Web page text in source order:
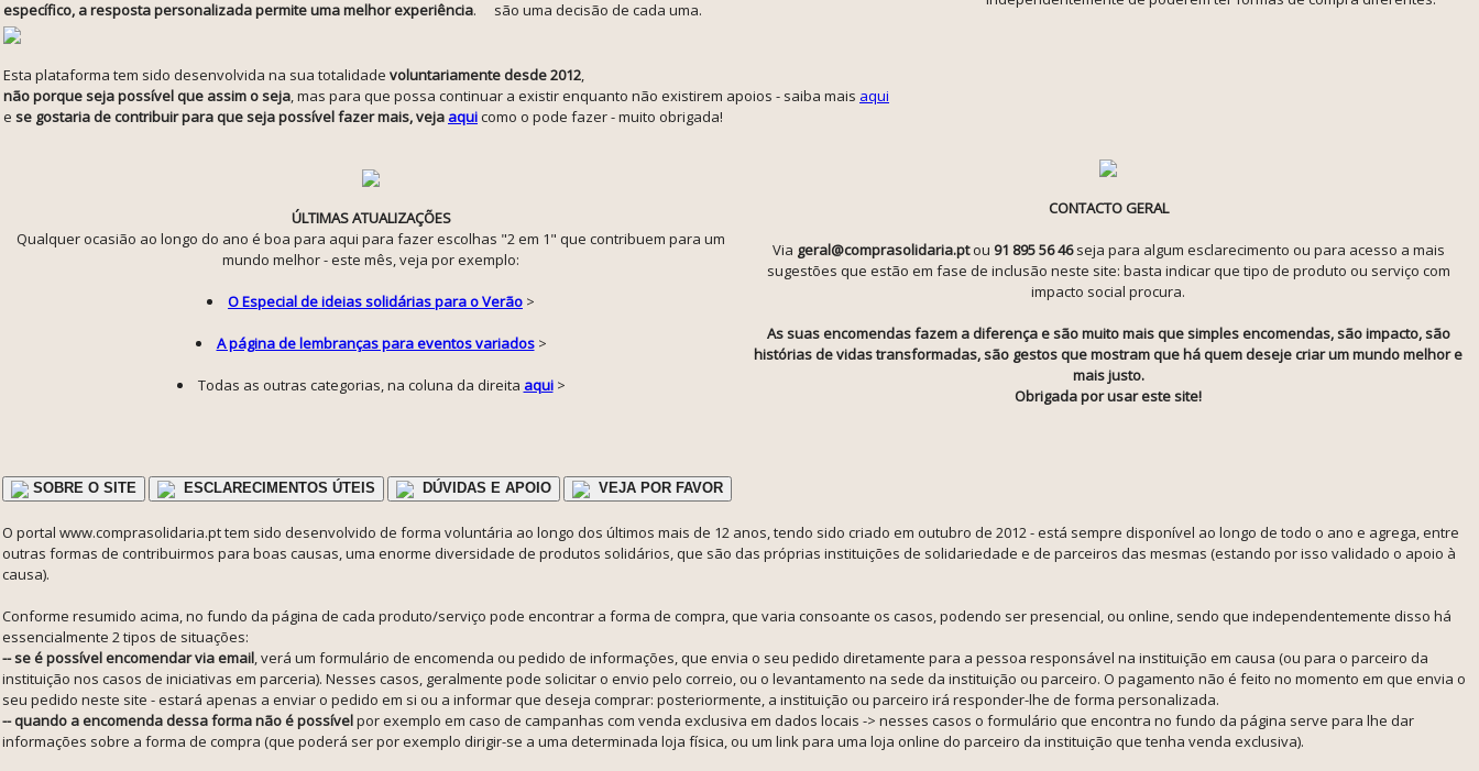
específico, a resposta personalizada permite uma melhor experiência.
são uma decisão de cada uma.
Esta plataforma tem sido desenvolvida na sua totalidade voluntariamente desde 2012,
não porque seja possível que assim o seja, mas para que possa continuar a existir enquanto não existirem apoios - saiba mais aqui
e se gostaria de contribuir para que seja possível fazer mais, veja aquicomo o pode fazer - muito obrigada!
ÚLTIMAS ATUALIZAÇÕES
Qualquer ocasião ao longo do ano é boa para aqui para fazer escolhas "2 em 1" que contribuem para um
mundo melhor - este mês, veja por exemplo:
O Especial de ideias solidárias para o Verão >
A página de lembranças para eventos variados>
Todas as outras categorias, na coluna da direita aqui>
CONTACTO GERAL
Via geral@comprasolidaria.ptou 91 895 56 46seja para algum esclarecimento ou para acesso a mais
sugestões que estão em fase de inclusão neste site: basta indicar que tipo de produto ou serviço com
impacto social procura.
As suas encomendas fazem a diferença e são muito mais que simples encomendas, são impacto, são
histórias de vidas transformadas, são gestos que mostram que há quem deseje criar um mundo melhor e
mais justo.
Obrigada por usar este site!
SOBRE O SITE ESCLARECIMENTOS ÚTEIS DÚVIDAS E APOIO VEJA POR FAVOR
O portal www.comprasolidaria.pt tem sido desenvolvido de forma voluntária ao longo dos últimos mais de 12 anos, tendo sido criado em outubro de 2012 - está sempre disponível ao longo de todo o ano e agrega, entre
outras formas de contribuirmos para boas causas, uma enorme diversidade de produtos solidários, que são das próprias instituições de solidariedade e de parceiros das mesmas (estando por isso validado o apoio à
causa).
Conforme resumido acima, no fundo da página de cada produto/serviço pode encontrar a forma de compra, que varia consoante os casos, podendo ser presencial, ou online, sendo que independentemente disso há
essencialmente 2 tipos de situações:
-- se é possível encomendar via email , verá um formulário de encomenda ou pedido de informações, que envia o seu pedido diretamente para a pessoa responsável na instituição em causa (ou para o parceiro da
instituição nos casos de iniciativas em parceria). Nesses casos, geralmente pode solicitar o envio pelo correio, ou o levantamento na sede da instituição ou parceiro. O pagamento não é feito no momento em que envia o
seu pedido neste site - estará apenas a enviar o pedido em si ou a informar que deseja comprar: posteriormente, a instituição ou parceiro irá responder-lhe de forma personalizada.
-- quando a encomenda dessa forma não é possívelpor exemplo em caso de campanhas com venda exclusiva em dados locais -> nesses casos o formulário que encontra no fundo da página serve para lhe dar
informações sobre a forma de compra (que poderá ser por exemplo dirigir-se a uma determinada loja física, ou um link para uma loja online do parceiro da instituição que tenha venda exclusiva).